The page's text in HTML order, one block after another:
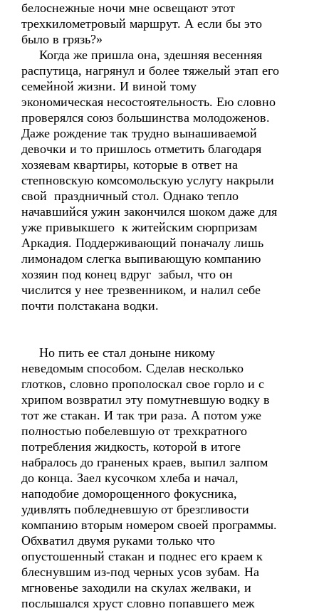
белоснежные ночи мне освещают этот
трехкилометровый маршрут. А если бы это
было в грязь?»
Когда же пришла она, здешняя весенняя
распутица, нагрянул и более тяжелый этап его
семейной жизни. И виной тому
экономическая несостоятельность. Ею словно
проверялся союз большинства молодоженов.
Даже рождение так трудно вынашиваемой
девочки и то пришлось отметить благодаря
хозяевам квартиры, которые в ответ на
степновскую комсомольскую услугу накрыли
свой праздничный стол. Однако тепло
начавшийся ужин закончился шоком даже для
уже привыкшего к житейским сюрпризам
Аркадия. Поддерживающий поначалу лишь
лимонадом слегка выпивающую компанию
хозяин под конец вдруг забыл, что он
числится у нее трезвенником, и налил себе
почти полстакана водки.
Но пить ее стал доныне никому
неведомым способом. Сделав несколько
глотков, словно прополоскал свое горло и с
хрипом возвратил эту помутневшую водку в
тот же стакан. И так три раза. А потом уже
полностью побелевшую от трехкратного
потребления жидкость, которой в итоге
набралось до граненых краев, выпил залпом
до конца. Заел кусочком хлеба и начал,
наподобие доморощенного фокусника,
удивлять побледневшую от брезгливости
компанию вторым номером своей программы.
Обхватил двумя руками только что
опустошенный стакан и поднес его краем к
блеснувшим из-под черных усов зубам. На
мгновенье заходили на скулах желваки, и
послышался хруст словно попавшего меж